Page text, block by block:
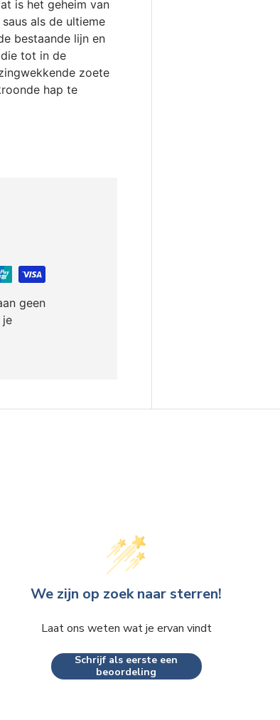
is het geheim van
als de ultieme
bestaande lijn en
tot in de
zoete
hap te
geen
je
We zijn op zoek naar sterren!
Laat ons weten wat je ervan vindt
Schrijf als eerste een
beoordeling